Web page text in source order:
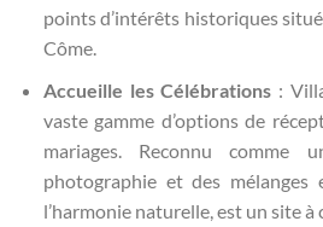
points d’intérêts historiques
Côme.
Accueille les Célébrations :
vaste gamme d’options de
mariages. Reconnu
photographie et des mélanges
l’harmonie naturelle, est un site à